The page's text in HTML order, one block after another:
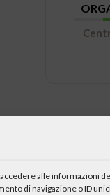
alle informazioni
di navigazione o ID